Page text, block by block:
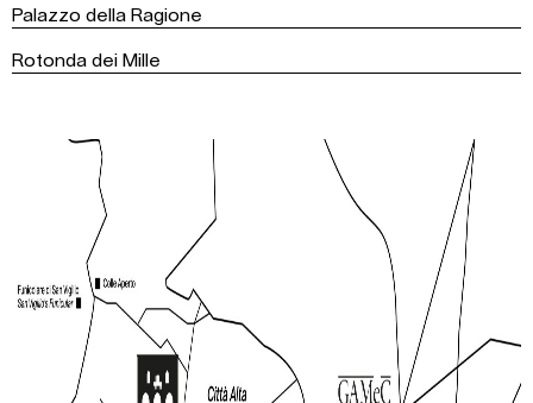
Palazzo della Ragione
Rotonda dei Mille